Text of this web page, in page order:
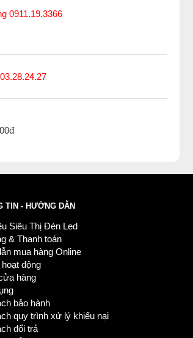
lớn như Philips, Vimar, GX lighting,
,Đèn led sân vườn sân vườn,
0911.19.3366
TIN - HƯỚNG DẪN
Siêu Thị Đèn Led
& Thanh toán
mua hàng Online
động
hàng
bảo hành
quy trình xử lý khiếu nại
đổi trả